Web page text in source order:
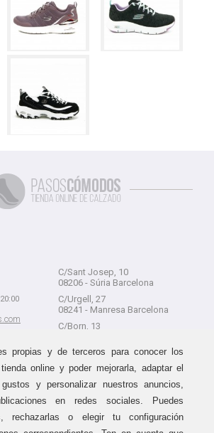
C/Sant Josep, 10
08206 - Súria Barcelona
C/Urgell, 27
08241 - Manresa Barcelona
C/Born, 13
Devolución sin problemas
Haz tus compras sin miedo a
propias y de terceros para conocer los
online y poder mejorarla, adaptar el
y personalizar nuestros anuncios,
en redes sociales. Puedes
rechazarlas o elegir tu configuración